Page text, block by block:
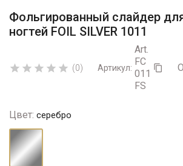
Фольгированный слайдер
ногтей FOIL SILVER 1011
     (0) Артикул:
Art.
FC
011
FS

Цвет: серебро
серебро